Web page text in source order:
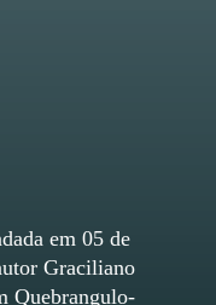
em 05 de
Graciliano
Quebrangulo-